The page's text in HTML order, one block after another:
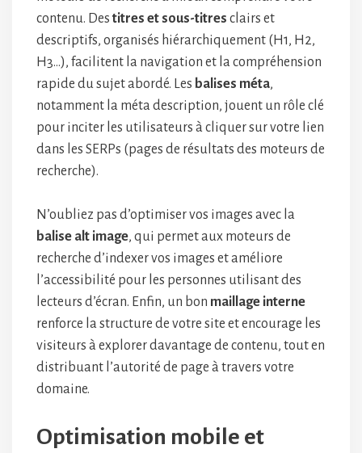
contenu. Des titres et sous-titres clairs et
descriptifs, organisés hiérarchiquement (H1, H2,
H3…), facilitent la navigation et la compréhension
rapide du sujet abordé. Les balises méta,
notamment la méta description, jouent un rôle clé
pour inciter les utilisateurs à cliquer sur votre lien
dans les SERPs (pages de résultats des moteurs de
recherche).
N’oubliez pas d’optimiser vos images avec la
balise alt image, qui permet aux moteurs de
recherche d’indexer vos images et améliore
l’accessibilité pour les personnes utilisant des
lecteurs d’écran. Enfin, un bon maillage interne
renforce la structure de votre site et encourage les
visiteurs à explorer davantage de contenu, tout en
distribuant l’autorité de page à travers votre
domaine.
Optimisation mobile et